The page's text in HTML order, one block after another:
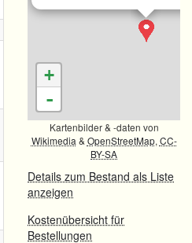
+
-
Kartenbilder & -daten von
Wikimedia & OpenStreetMap, CC-
BY-SA
Details zum Bestand als Liste
anzeigen
Kostenübersicht für
Bestellungen